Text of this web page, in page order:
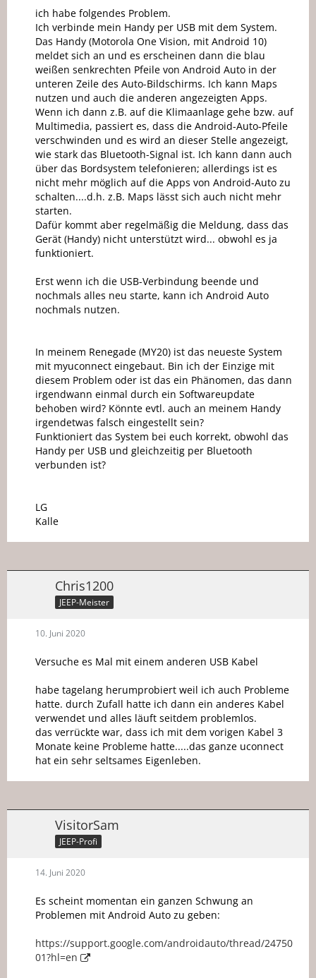
ich habe folgendes Problem.
Ich verbinde mein Handy per USB mit dem System.
Das Handy (Motorola One Vision, mit Android 10)
meldet sich an und es erscheinen dann die blau
weißen senkrechten Pfeile von Android Auto in der
unteren Zeile des Auto-Bildschirms. Ich kann Maps
nutzen und auch die anderen angezeigten Apps.
Wenn ich dann z.B. auf die Klimaanlage gehe bzw. auf
Multimedia, passiert es, dass die Android-Auto-Pfeile
verschwinden und es wird an dieser Stelle angezeigt,
wie stark das Bluetooth-Signal ist. Ich kann dann auch
über das Bordsystem telefonieren; allerdings ist es
nicht mehr möglich auf die Apps von Android-Auto zu
schalten....d.h. z.B. Maps lässt sich auch nicht mehr
starten.
Dafür kommt aber regelmäßig die Meldung, dass das
Gerät (Handy) nicht unterstützt wird... obwohl es ja
funktioniert.
Erst wenn ich die USB-Verbindung beende und
nochmals alles neu starte, kann ich Android Auto
nochmals nutzen.
In meinem Renegade (MY20) ist das neueste System
mit myuconnect eingebaut. Bin ich der Einzige mit
diesem Problem oder ist das ein Phänomen, das dann
irgendwann einmal durch ein Softwareupdate
behoben wird? Könnte evtl. auch an meinem Handy
irgendetwas falsch eingestellt sein?
Funktioniert das System bei euch korrekt, obwohl das
Handy per USB und gleichzeitig per Bluetooth
verbunden ist?
LG
Kalle
Chris1200
JEEP-Meister
10. Juni 2020
Versuche es Mal mit einem anderen USB Kabel
habe tagelang herumprobiert weil ich auch Probleme
hatte. durch Zufall hatte ich dann ein anderes Kabel
verwendet und alles läuft seitdem problemlos.
das verrückte war, dass ich mit dem vorigen Kabel 3
Monate keine Probleme hatte.....das ganze uconnect
hat ein sehr seltsames Eigenleben.
VisitorSam
JEEP-Profi
14. Juni 2020
Es scheint momentan ein ganzen Schwung an
Problemen mit Android Auto zu geben:
https://support.google.com/androidauto/thread/24750
01?hl=en